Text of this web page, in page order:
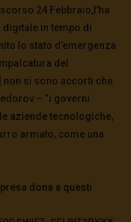
24 Febbraio,l’ha
in tempo di
lo stato d’emergenza
del
non si sono accorti che
– “i governi
aziende tecnologiche,
armato, come una
dona a questi